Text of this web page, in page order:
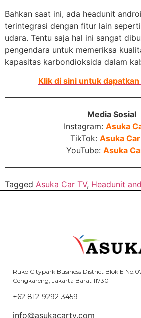
Bahkan saat ini, ada headunit
terintegrasi dengan fitur lain
udara. Tentu saja hal ini sangat
pengendara untuk memeriksa
kapasitas karbondioksida dalam
Klik di sini untuk
Media Sosial
Instagram: Asuka
TikTok: Asuka
YouTube: Asuka
Tagged Asuka Car TV, Headunit
Ruko Citypark Business District Blok E
Cengkareng, Jakarta Barat 11730
+62 812-9292-3459
info@asukacartv.com